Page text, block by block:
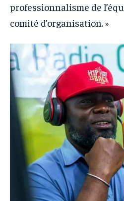
professionnalisme de
comité d’organisation. »